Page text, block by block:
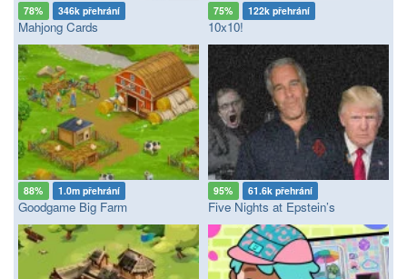
78% 346k přehrání
Mahjong Cards
75% 122k přehrání
10x10!
88% 1.0m přehrání
Goodgame Big Farm
95% 61.6k přehrání
Five Nights at Epstein’s